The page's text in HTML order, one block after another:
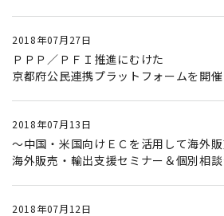
2018年07月27日
ＰＰＰ／ＰＦＩ推進にむけた
京都府公民連携プラットフォームを開催
2018年07月13日
〜中国・米国向けＥＣを活用して海外
海外販売・輸出支援セミナー＆個別相談
2018年07月12日